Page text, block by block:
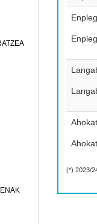
(*) 2023/